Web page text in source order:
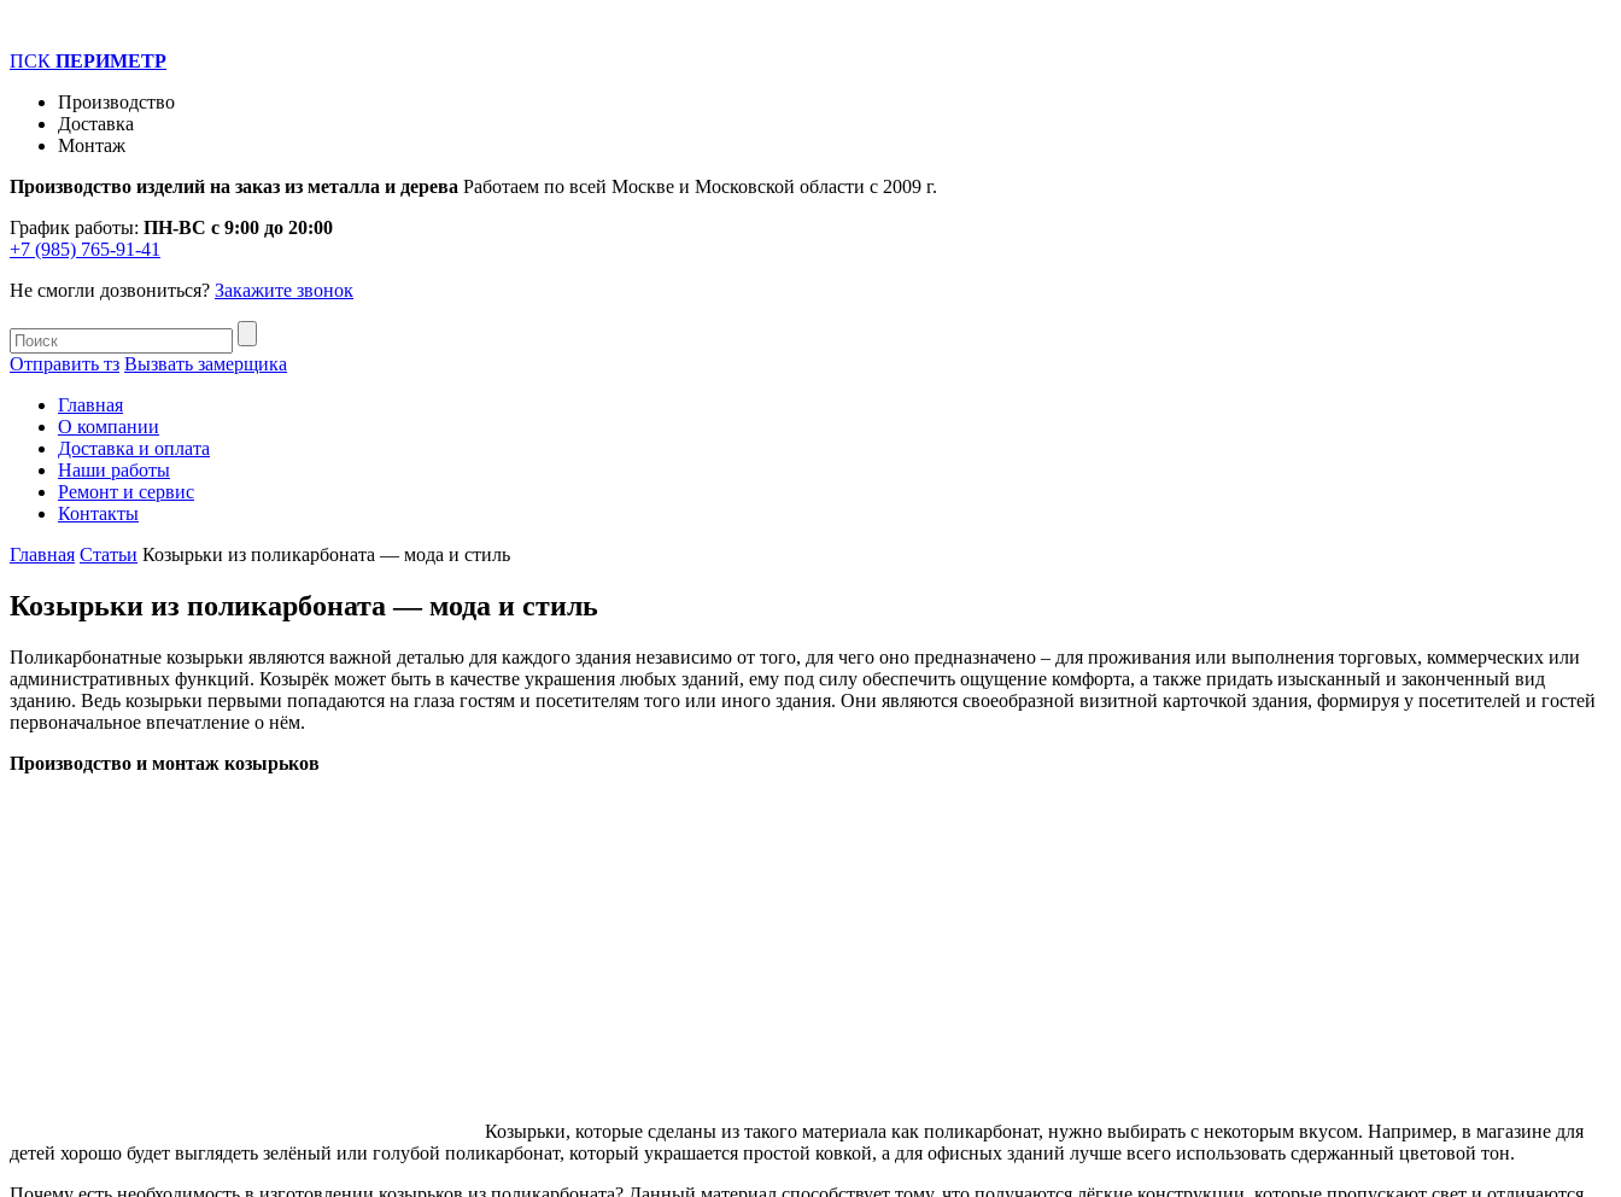
ПСК ПЕРИМЕТР
Производство
Доставка
Монтаж
Производство изделий на заказ из металла и дерева Работаем по всей Москве и Московской области с 2009 г.
График работы: ПН-ВС с 9:00 до 20:00
+7 (985) 765-91-41
Не смогли дозвониться? Закажите звонок
Отправить тз Вызвать замерщика
Главная
О компании
Доставка и оплата
Наши работы
Ремонт и сервис
Контакты
Главная Статьи Козырьки из поликарбоната — мода и стиль
Козырьки из поликарбоната — мода и стиль
Поликарбонатные козырьки являются важной деталью для каждого здания независимо от того, для чего оно предназначено – для проживания или выполнения торговых, коммерческих или
административных функций. Козырёк может быть в качестве украшения любых зданий, ему под силу обеспечить ощущение комфорта, а также придать изысканный и законченный вид
зданию. Ведь козырьки первыми попадаются на глаза гостям и посетителям того или иного здания. Они являются своеобразной визитной карточкой здания, формируя у посетителей и гостей
первоначальное впечатление о нём.
Производство и монтаж козырьков
Козырьки, которые сделаны из такого материала как поликарбонат, нужно выбирать с некоторым вкусом. Например, в магазине для
детей хорошо будет выглядеть зелёный или голубой поликарбонат, который украшается простой ковкой, а для офисных зданий лучше всего использовать сдержанный цветовой тон.